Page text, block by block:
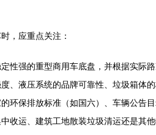
，应重点关注：
定性强的重型商用车底盘，并根据实际
度、液压系统的品牌可靠性、垃圾箱体
环保排放标准（如国六）、车辆公告
收运、建筑工地散装垃圾清运还是其